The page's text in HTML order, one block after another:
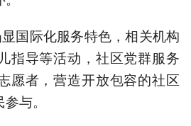
国际化服务特色，相关机构
指导等活动，社区党群服务
愿者，营造开放包容的社区
与。